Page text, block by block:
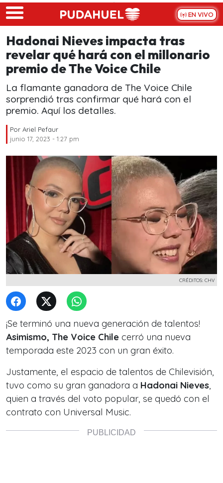
Skip to main content
EN VIVO
Hadonai Nieves impacta tras
revelar qué hará con el millonario
premio de The Voice Chile
La flamante ganadora de The Voice Chile
sorprendió tras confirmar qué hará con el
premio. Aquí los detalles.
Por Ariel Pefaur
junio 17, 2023 - 1:27 pm
CRÉDITOS: CHV
¡Se terminó una nueva generación de talentos!
Asimismo, The Voice Chile cerró una nueva
temporada este 2023 con un gran éxito.
Justamente, el espacio de talentos de Chilevisión,
tuvo como su gran ganadora a Hadonai Nieves,
quien a través del voto popular, se quedó con el
contrato con Universal Music.